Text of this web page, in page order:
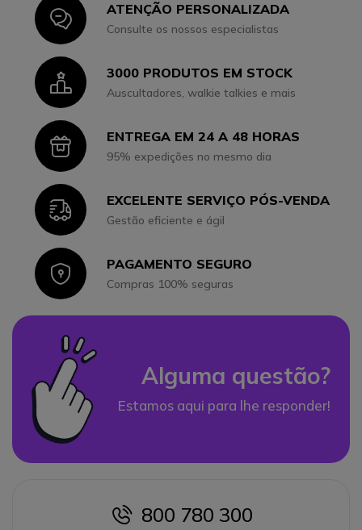
IconATENÇÃO PERSONALIZADA
Consulte os nossos especialistas
Icon3000 PRODUTOS EM STOCK
Auscultadores, walkie talkies e mais
IconENTREGA EM 24 A 48 HORAS
95% expedições no mesmo dia
IconEXCELENTE SERVIÇO PÓS-VENDA
Gestão eficiente e ágil
IconPAGAMENTO SEGURO
Compras 100% seguras
Alguma questão?
Estamos aqui para lhe responder!
icon
800 780 300